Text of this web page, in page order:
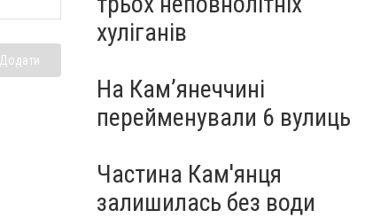
Додати
хуліганів
На Камʼянеччині
перейменували 6 вулиць
Частина Кам'янця
залишилась без води